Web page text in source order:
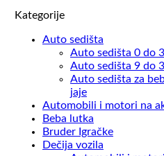
Kategorije
Auto sedišta
Auto sedišta 0 do
Auto sedišta 9 do
Auto sedišta za
jaje
Automobili i motori na
Beba lutka
Bruder Igračke
Dečija vozila